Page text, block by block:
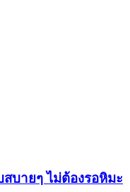
บายๆ ไม่ต้องรอหิมะ